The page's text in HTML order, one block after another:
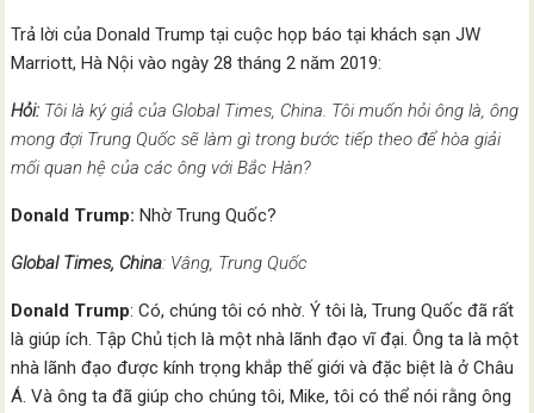
Trả lời của Donald Trump tại cuộc họp báo tại khách sạn JW
Marriott, Hà Nội vào ngày 28 tháng 2 năm 2019:
Hỏi: Tôi là ký giả của Global Times, China. Tôi muốn hỏi ông là, ông
mong đợi Trung Quốc sẽ làm gì trong bước tiếp theo để hòa giải
mối quan hệ của các ông với Bắc Hàn?
Donald Trump: Nhờ Trung Quốc?
Global Times, China: Vâng, Trung Quốc
Donald Trump: Có, chúng tôi có nhờ. Ý tôi là, Trung Quốc đã rất
là giúp ích. Tập Chủ tịch là một nhà lãnh đạo vĩ đại. Ông ta là một
nhà lãnh đạo được kính trọng khắp thế giới và đặc biệt là ở Châu
Á. Và ông ta đã giúp cho chúng tôi, Mike, tôi có thể nói rằng ông